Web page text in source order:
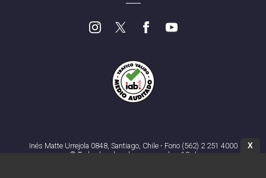
Inés Matte Urrejola 0848, Santiago, Chile - Fono (562) 2 251 4000
© Todos los derechos reservados. 13.cl
X